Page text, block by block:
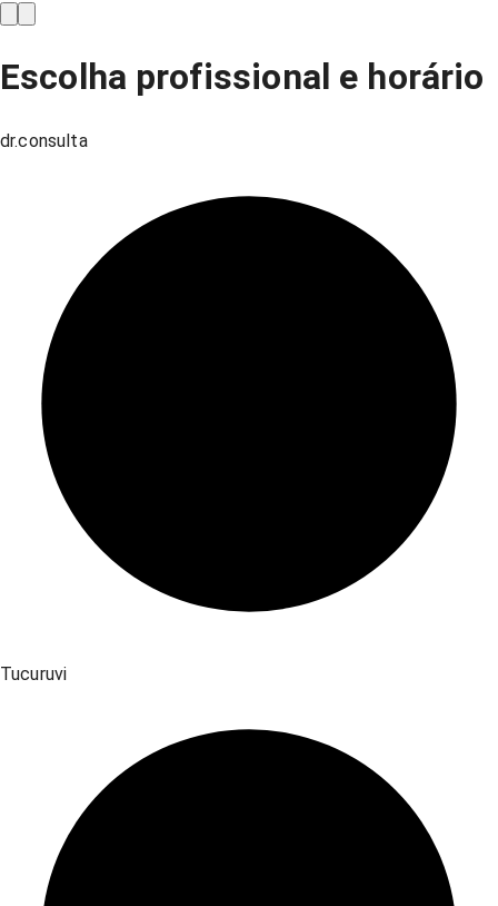
Escolha profissional e horário
dr.consulta
Tucuruvi